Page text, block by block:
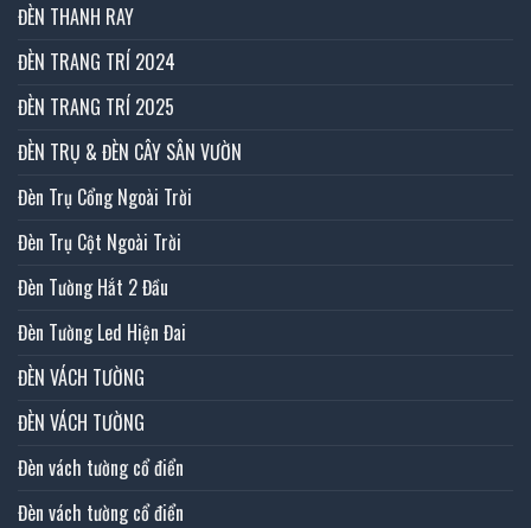
ĐÈN THANH RAY
ĐÈN TRANG TRÍ 2024
ĐÈN TRANG TRÍ 2025
ĐÈN TRỤ & ĐÈN CÂY SÂN VƯỜN
Đèn Trụ Cổng Ngoài Trời
Đèn Trụ Cột Ngoài Trời
Đèn Tường Hắt 2 Đầu
Đèn Tường Led Hiện Đai
ĐÈN VÁCH TƯỜNG
ĐÈN VÁCH TƯỜNG
Đèn vách tường cổ điển
Đèn vách tường cổ điển